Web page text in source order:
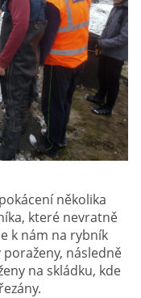
několika
které nevratně
k nám na rybník
následně
na skládku, kde